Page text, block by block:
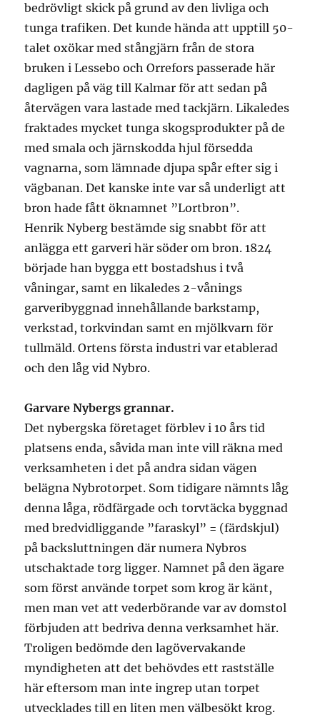
bedrövligt skick på grund av den livliga och
tunga trafiken. Det kunde hända att upptill 50-
talet oxökar med stångjärn från de stora
bruken i Lessebo och Orrefors passerade här
dagligen på väg till Kalmar för att sedan på
återvägen vara lastade med tackjärn. Likaledes
fraktades mycket tunga skogsprodukter på de
med smala och järnskodda hjul försedda
vagnarna, som lämnade djupa spår efter sig i
vägbanan. Det kanske inte var så underligt att
bron hade fått öknamnet ”Lortbron”.
Henrik Nyberg bestämde sig snabbt för att
anlägga ett garveri här söder om bron. 1824
började han bygga ett bostadshus i två
våningar, samt en likaledes 2-vånings
garveribyggnad innehållande barkstamp,
verkstad, torkvindan samt en mjölkvarn för
tullmäld. Ortens första industri var etablerad
och den låg vid Nybro.
Garvare Nybergs grannar.
Det nybergska företaget förblev i 10 års tid
platsens enda, såvida man inte vill räkna med
verksamheten i det på andra sidan vägen
belägna Nybrotorpet. Som tidigare nämnts låg
denna låga, rödfärgade och torvtäcka byggnad
med bredvidliggande ”faraskyl” = (färdskjul)
på backsluttningen där numera Nybros
utschaktade torg ligger. Namnet på den ägare
som först använde torpet som krog är känt,
men man vet att vederbörande var av domstol
förbjuden att bedriva denna verksamhet här.
Troligen bedömde den lagövervakande
myndigheten att det behövdes ett rastställe
här eftersom man inte ingrep utan torpet
utvecklades till en liten men välbesökt krog.